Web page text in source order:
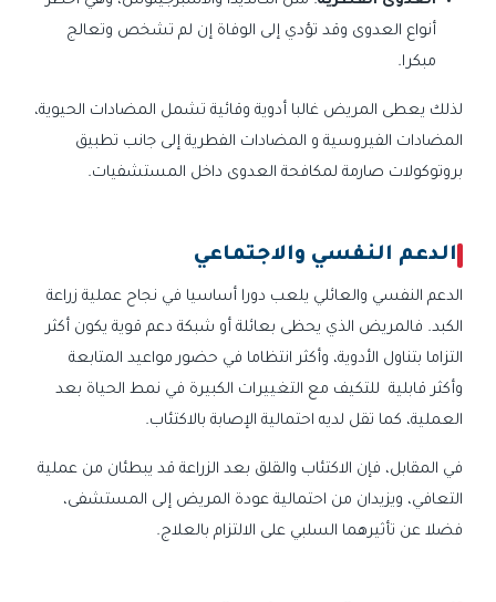
أنواع العدوى وقد تؤدي إلى الوفاة إن لم تشخص وتعالج
مبكرا.
لذلك يعطى المريض غالبا أدوية وقائية تشمل المضادات الحيوية،
المضادات الفيروسية و المضادات الفطرية إلى جانب تطبيق
بروتوكولات صارمة لمكافحة العدوى داخل المستشفيات.
الدعم النفسي والاجتماعي
الدعم النفسي والعائلي يلعب دورا أساسيا في نجاح عملية زراعة
الكبد. فالمريض الذي يحظى بعائلة أو شبكة دعم قوية يكون أكثر
التزاما بتناول الأدوية، وأكثر انتظاما في حضور مواعيد المتابعة
وأكثر قابلية للتكيف مع التغييرات الكبيرة في نمط الحياة بعد
العملية، كما تقل لديه احتمالية الإصابة بالاكتئاب.
في المقابل، فإن الاكتئاب والقلق بعد الزراعة قد يبطئان من عملية
التعافي، ويزيدان من احتمالية عودة المريض إلى المستشفى،
فضلا عن تأثيرهما السلبي على الالتزام بالعلاج.